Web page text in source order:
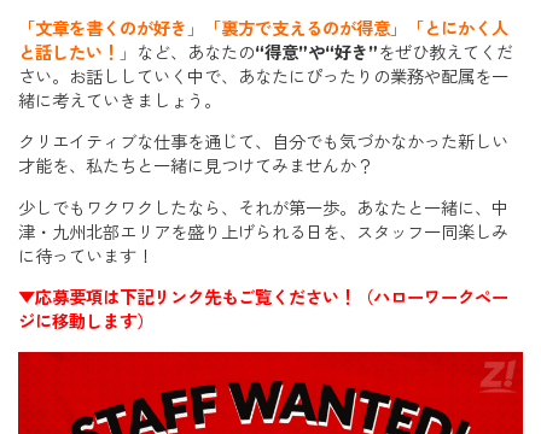
「文章を書くのが好き」「裏方で支えるのが得意」「とにかく人
と話したい！」
など、あなたの“得意”や“好き”をぜひ教えてくだ
さい。お話ししていく中で、あなたにぴったりの業務や配属を一
緒に考えていきましょう。
クリエイティブな仕事を通じて、自分でも気づかなかった新しい
才能を、私たちと一緒に見つけてみませんか？
少しでもワクワクしたなら、それが第一歩。あなたと一緒に、中
津・九州北部エリアを盛り上げられる日を、スタッフ一同楽しみ
に待っています！
▼応募要項は下記リンク先もご覧ください！（ハローワークペー
ジに移動します）